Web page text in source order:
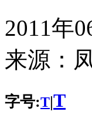
2011年
来源：
字号:T|T